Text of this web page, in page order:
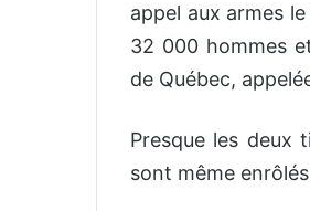
appel aux armes
32 000 hommes
de Québec,
Presque les deux
sont même